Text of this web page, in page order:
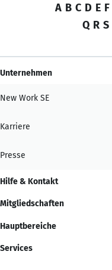
A B C D E F
Q R S
Unternehmen
New Work SE
Karriere
Presse
Hilfe & Kontakt
Mitgliedschaften
Hauptbereiche
Services